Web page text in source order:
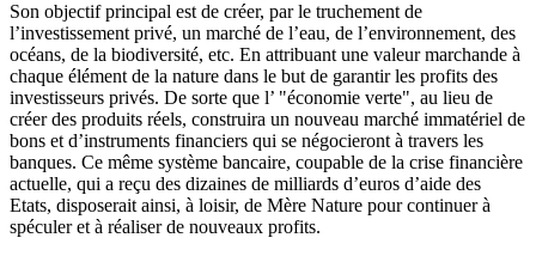
Son objectif principal est de créer, par le truchement de
l’investissement privé, un marché de l’eau, de l’environnement, des
océans, de la biodiversité, etc. En attribuant une valeur marchande à
chaque élément de la nature dans le but de garantir les profits des
investisseurs privés. De sorte que l’ "économie verte", au lieu de
créer des produits réels, construira un nouveau marché immatériel de
bons et d’instruments financiers qui se négocieront à travers les
banques. Ce même système bancaire, coupable de la crise financière
actuelle, qui a reçu des dizaines de milliards d’euros d’aide des
Etats, disposerait ainsi, à loisir, de Mère Nature pour continuer à
spéculer et à réaliser de nouveaux profits.